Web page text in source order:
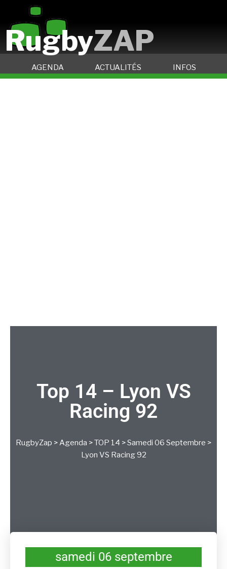
RugbyZAP
AGENDA ACTUALITÉS INFOS
Top 14 – Lyon VS
Racing 92
RugbyZap >Agenda >TOP 14 >Samedi 06 Septembre >
Lyon VS Racing 92
samedi 06 septembre